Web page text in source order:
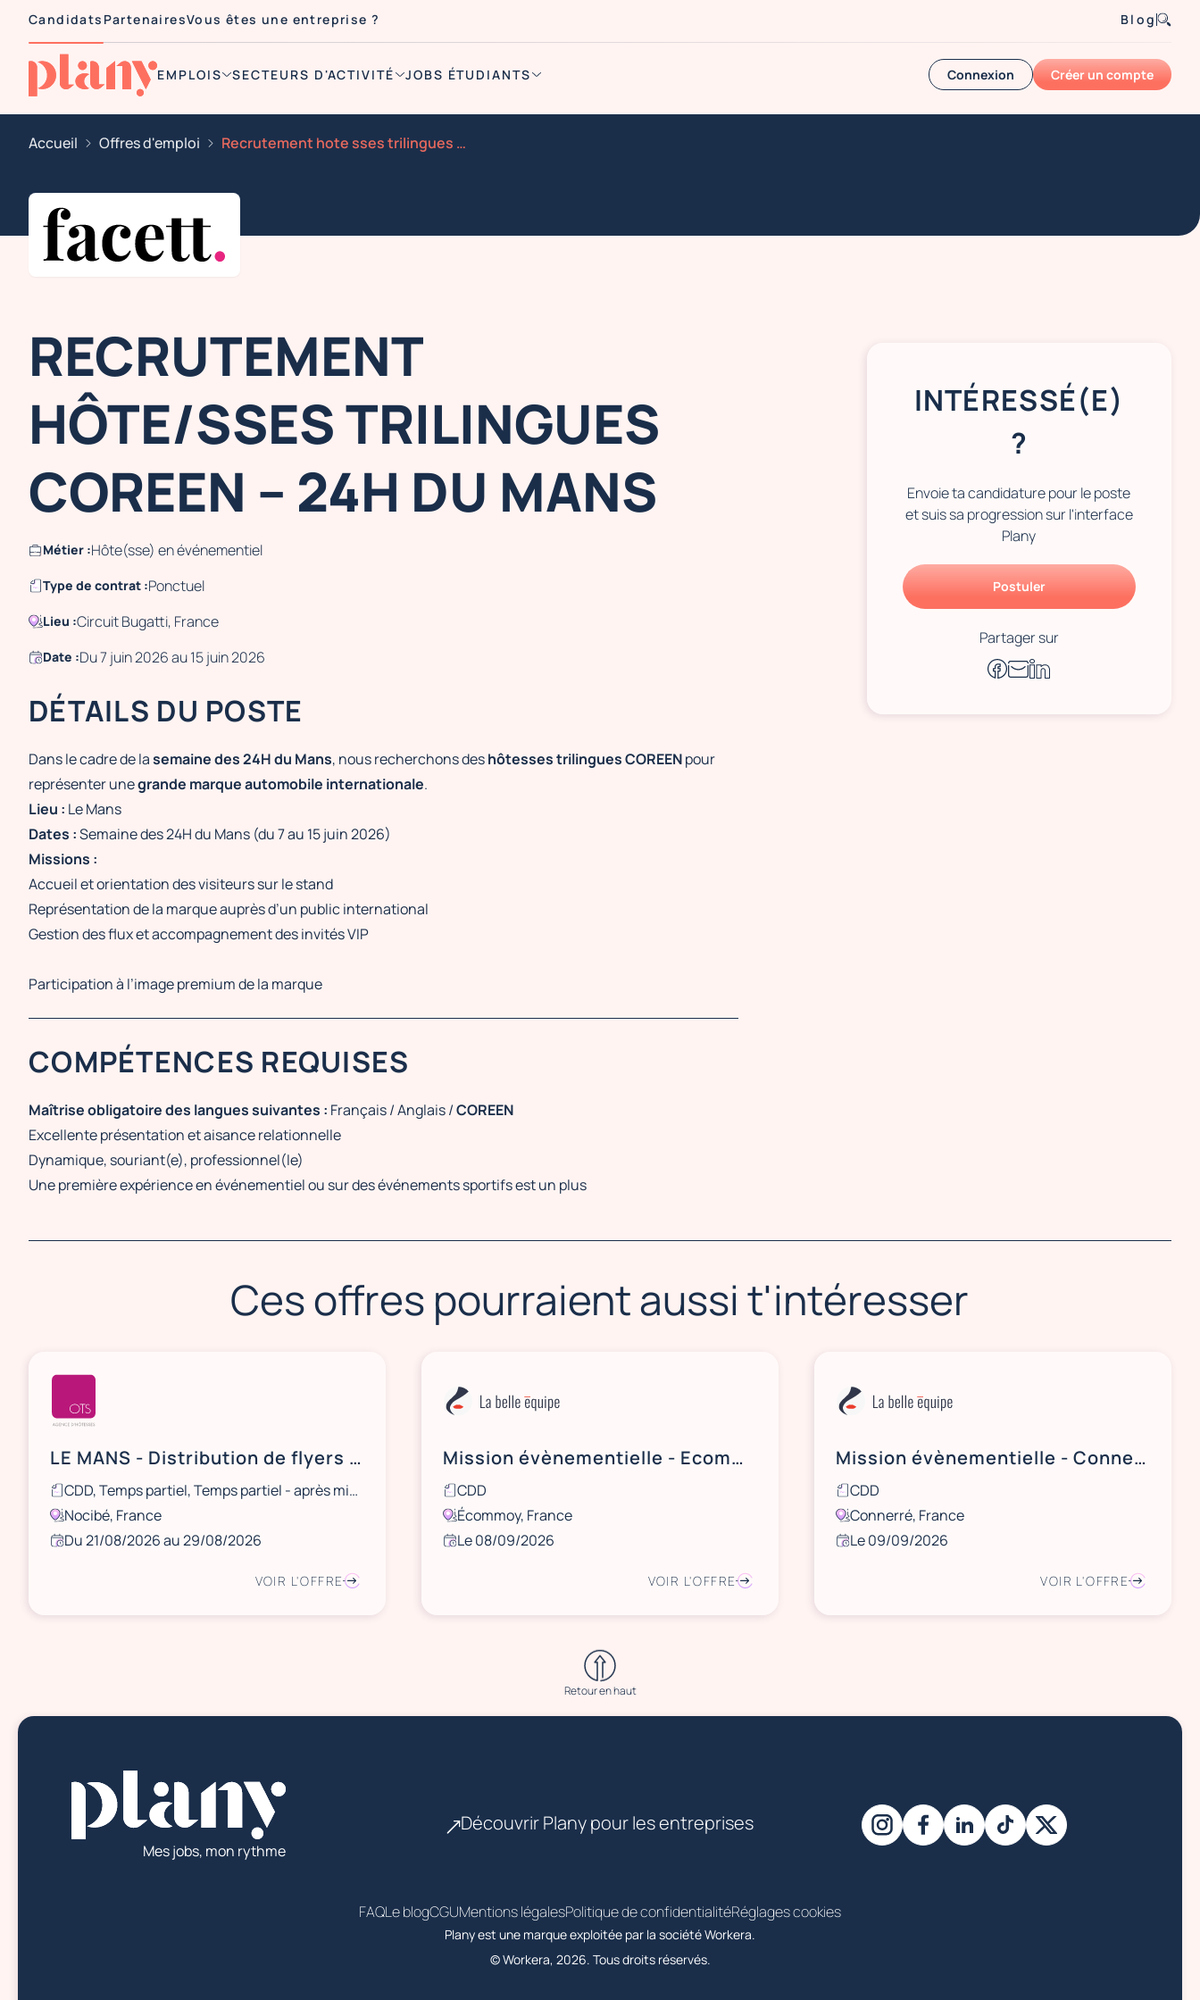
Candidats PartenairesVous êtes une entreprise ? Blog
EMPLOIS SECTEURS D'ACTIVITÉ JOBS ÉTUDIANTS Connexion Créer un compte
Accueil Offres d'emploi Recrutement hote sses trilingues 24h du mans
RECRUTEMENT
HÔTE/SSES TRILINGUES
COREEN – 24H DU MANS
Métier :Hôte(sse) en événementiel
Type de contrat :Ponctuel
Lieu :Circuit Bugatti, France
Date :Du 7 juin 2026 au 15 juin 2026
DÉTAILS DU POSTE
Dans le cadre de lasemaine des 24H du Mans, nous recherchons deshôtesses trilinguesCOREENpour
représenter unegrande marque automobile internationale.
Lieu : Le Mans
Dates :Semaine des 24H du Mans (du 7 au 15 juin 2026)
Missions :
Accueil et orientation des visiteurs sur le stand
Représentation de la marque auprès d’un public international
Gestion des flux et accompagnement des invités VIP
Participation à l’image premium de la marque
COMPÉTENCES REQUISES
Maîtrise obligatoire des langues suivantes : Français / Anglais /COREEN
Excellente présentation et aisance relationnelle
Dynamique, souriant(e), professionnel(le)
Une première expérience en événementiel ou sur des événements sportifs est un plus
INTÉRESSÉ(E)
?
Envoie ta candidature pour le poste
et suis sa progression sur l'interface
Plany
Postuler
Partager sur
Ces offres pourraient aussi t'intéresser
LE MANS - Distribution de flyers NOCIBÉ - 21 et 22 août / 28 et 29 août
CDD, Temps partiel, Temps partiel - après midi, Ponctuel
Nocibé, France
Du 21/08/2026 au 29/08/2026
VOIR L'OFFRE
Mission évènementielle - Ecommoy (72) proche Le Mans - le 8 septembre 2026
CDD
Écommoy, France
Le 08/09/2026
VOIR L'OFFRE
Mission évènementielle - Connerré (72) proche Le Mans - le 9 septembre 2026
CDD
Connerré, France
Le 09/09/2026
VOIR L'OFFRE
Retour en haut
Mes jobs, mon rythme
Découvrir Plany pour les entreprises
Plany est une marque exploitée par la société Workera.
© Workera, 2026. Tous droits réservés.
FAQLe blogCGUMentions légalesPolitique de confidentialitéRéglages cookies